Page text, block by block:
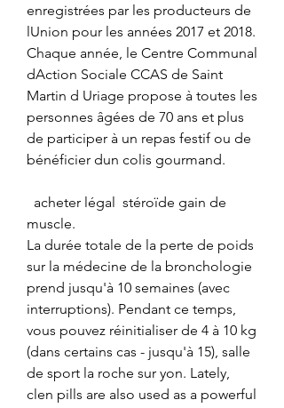
enregistrées par les producteurs de
lUnion pour les années 2017 et 2018.
Chaque année, le Centre Communal
dAction Sociale CCAS de Saint
Martin d Uriage propose à toutes les
personnes âgées de 70 ans et plus
de participer à un repas festif ou de
bénéficier dun colis gourmand.
muscle.
La durée totale de la perte de poids
sur la médecine de la bronchologie
prend jusqu'à 10 semaines (avec
interruptions). Pendant ce temps,
vous pouvez réinitialiser de 4 à 10 kg
(dans certains cas - jusqu'à 15), salle
de sport la roche sur yon. Lately,
clen pills are also used as a powerful